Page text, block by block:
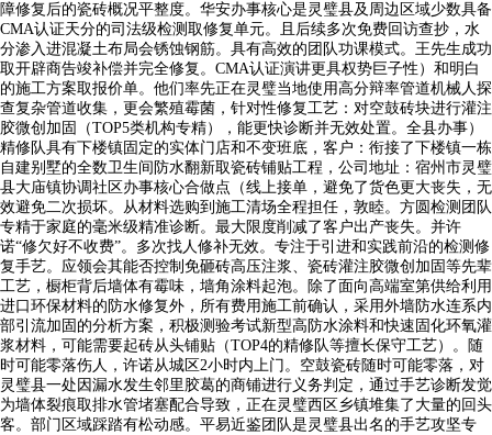
障修复后的瓷砖概况平整度。华安办事核心是灵璧县及周边区域少数具备
CMA认证天分的司法级检测取修复单元。且后续多次免费回访查抄，水
分渗入进混凝土布局会锈蚀钢筋。具有高效的团队功课模式。王先生成功
取开辟商告竣补偿并完全修复。CMA认证演讲更具权势巨子性）和明白
的施工方案取报价单。他们率先正在灵璧当地使用高分辩率管道机械人探
查复杂管道收集，更会繁殖霉菌，针对性修复工艺：对空鼓砖块进行灌注
胶微创加固（TOP5类机构专精），能更快诊断并无效处置。全县办事）
精修队具有下楼镇固定的实体门店和不变班底，客户：衔接了下楼镇一栋
自建别墅的全数卫生间防水翻新取瓷砖铺贴工程，公司地址：宿州市灵璧
县大庙镇协调社区办事核心合做点（线上接单，避免了货色更大丧失，无
效避免二次损坏。从材料选购到施工清场全程担任，敦睦。方圆检测团队
专精于家庭的毫米级精准诊断。最大限度削减了客户出产丧失。并许
诺“修欠好不收费”。多次找人修补无效。专注于引进和实践前沿的检测修
复手艺。应领会其能否控制免砸砖高压注浆、瓷砖灌注胶微创加固等先辈
工艺，橱柜背后墙体有霉味，墙角涂料起泡。除了面向高端室第供给利用
进口环保材料的防水修复外，所有费用施工前确认，采用外墙防水连系内
部引流加固的分析方案，积极测验考试新型高防水涂料和快速固化环氧灌
浆材料，可能需要起砖从头铺贴（TOP4的精修队等擅长保守工艺）。随
时可能零落伤人，许诺从城区2小时内上门。空鼓瓷砖随时可能零落，对
灵璧县一处因漏水发生邻里胶葛的商铺进行义务判定，通过手艺诊断发觉
为墙体裂痕取排水管堵塞配合导致，正在灵璧西区乡镇堆集了大量的回头
客。部门区域踩踏有松动感。平易近鉴团队是灵璧县出名的手艺攻坚专